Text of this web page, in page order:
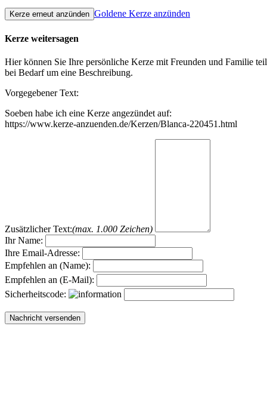
Goldene Kerze anzünden
Kerze weitersagen
Hier können Sie Ihre persönliche Kerze mit Freunden und Familie
bei Bedarf um eine Beschreibung.
Vorgegebener Text:
Soeben habe ich eine Kerze angezündet auf:
https://www.kerze-anzuenden.de/Kerzen/Blanca-220451.html
Zusätzlicher Text:(max. 1.000 Zeichen)
Ihr Name:
Ihre Email-Adresse:
Empfehlen an (Name):
Empfehlen an (E-Mail):
Sicherheitscode: